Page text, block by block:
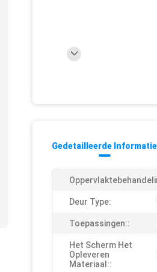
Gedetailleerde Informatie
Deur Type:
Toepassingen::
Het Scherm Het
Opleveren
Materiaal::